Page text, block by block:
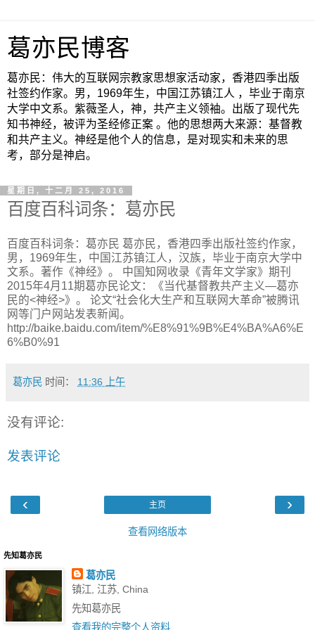
葛亦民博客
葛亦民：伟大的互联网宗教家思想家活动家，香港四季出版
社签约作家。男，1969年生，中国江苏镇江人 ，毕业于南京
大学中文系。紫薇圣人，神，共产主义领袖。出版了现代先
知书神经，被评为圣经修正案 。他的思想两大来源：基督教
和共产主义。神经是他个人的信息，是对现实和未来的思
考，部分是神启。
星期日, 十二月 25, 2016
百度百科词条：葛亦民
百度百科词条：葛亦民 葛亦民，香港四季出版社签约作家，
男，1969年生，中国江苏镇江人，汉族，毕业于南京大学中
文系。著作《神经》。 中国知网收录《青年文学家》期刊
2015年4月11期葛亦民论文：《当代基督教共产主义—葛亦
民的<神经>》。 论文“社会化大生产和互联网大革命”被腾讯
网等门户网站发表新闻。
http://baike.baidu.com/item/%E8%91%9B%E4%BA%A6%E
6%B0%91
葛亦民 时间： 11:36 上午
没有评论:
发表评论
‹ ›
主页
查看网络版本
先知葛亦民
葛亦民
镇江, 江苏, China
先知葛亦民
查看我的完整个人资料